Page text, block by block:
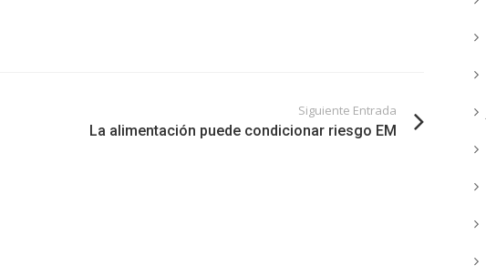
Siguiente Entrada
La alimentación puede condicionar riesgo EM